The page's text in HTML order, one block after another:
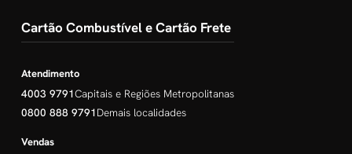
Cartão Combustível e Cartão Frete
Atendimento
4003 9791Capitais e Regiões Metropolitanas
0800 888 9791Demais localidades
Vendas